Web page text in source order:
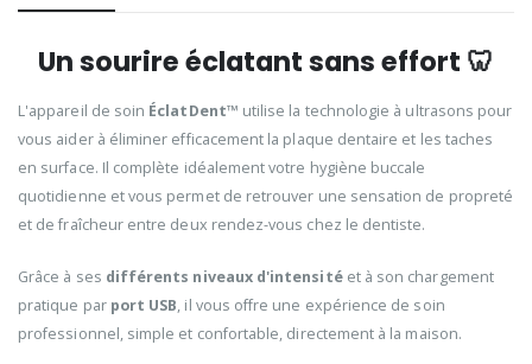
Un sourire éclatant sans effort 🦷
L'appareil de soin ÉclatDent™ utilise la technologie à ultrasons pour
vous aider à éliminer efficacement la plaque dentaire et les taches
en surface. Il complète idéalement votre hygiène buccale
quotidienne et vous permet de retrouver une sensation de propreté
et de fraîcheur entre deux rendez-vous chez le dentiste.
Grâce à ses différents niveaux d'intensitéet à son chargement
pratique par port USB, il vous offre une expérience de soin
professionnel, simple et confortable, directement à la maison.